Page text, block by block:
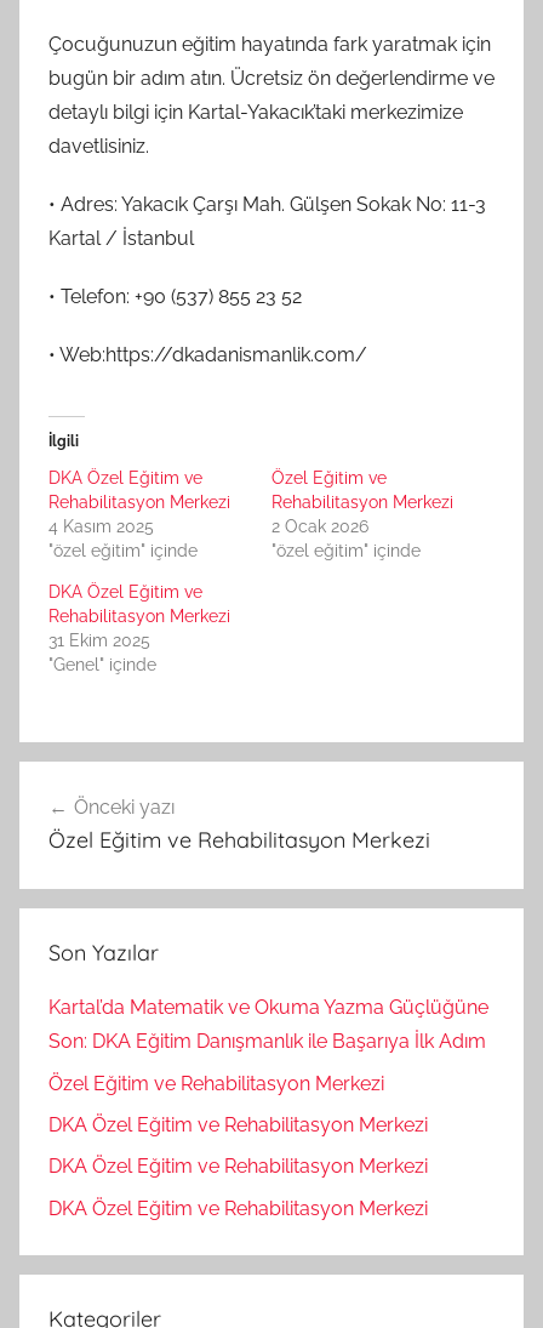
Çocuğunuzun eğitim hayatında fark yaratmak için
bugün bir adım atın. Ücretsiz ön değerlendirme ve
detaylı bilgi için Kartal-Yakacık’taki merkezimize
davetlisiniz.
• Adres: Yakacık Çarşı Mah. Gülşen Sokak No: 11-3
Kartal / İstanbul
• Telefon: +90 (537) 855 23 52
• Web:https://dkadanismanlik.com/
İlgili
DKA Özel Eğitim ve
Rehabilitasyon Merkezi
4 Kasım 2025
"özel eğitim" içinde
Özel Eğitim ve
Rehabilitasyon Merkezi
2 Ocak 2026
"özel eğitim" içinde
DKA Özel Eğitim ve
Rehabilitasyon Merkezi
31 Ekim 2025
"Genel" içinde
gezinmesi
Önceki yazı
Özel Eğitim ve Rehabilitasyon Merkezi
Son Yazılar
Kartal’da Matematik ve Okuma Yazma Güçlüğüne
Son: DKA Eğitim Danışmanlık ile Başarıya İlk Adım
Özel Eğitim ve Rehabilitasyon Merkezi
DKA Özel Eğitim ve Rehabilitasyon Merkezi
DKA Özel Eğitim ve Rehabilitasyon Merkezi
DKA Özel Eğitim ve Rehabilitasyon Merkezi
Kategoriler